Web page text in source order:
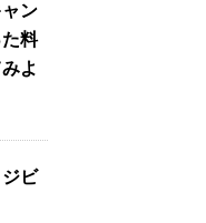
ャン
料
よ
ビ